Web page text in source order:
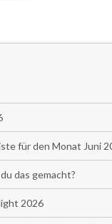
für den Monat Juni
das gemacht?
2026